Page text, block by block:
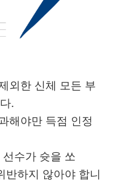
외한 신체 모든 부
.
해야만 득점 인정
수가 슛을 쏘
반하지 않아야 합니